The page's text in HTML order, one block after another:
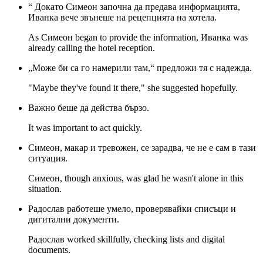
“ Докато Симеон започна да предава информацията,
Ивaнка вече звънеше на рецепцията на хотела.
As Симеон began to provide the information, Ивaнка was
already calling the hotel reception.
„Може би са го намерили там,“ предложи тя с надежда.
"Maybe they've found it there," she suggested hopefully.
Важно беше да действа бързо.
It was important to act quickly.
Симеон, макар и тревожен, се зарадва, че не е сам в тази
ситуация.
Симеон, though anxious, was glad he wasn't alone in this
situation.
Радослав работеше умело, проверявайки списъци и
дигитални документи.
Радослав worked skillfully, checking lists and digital
documents.